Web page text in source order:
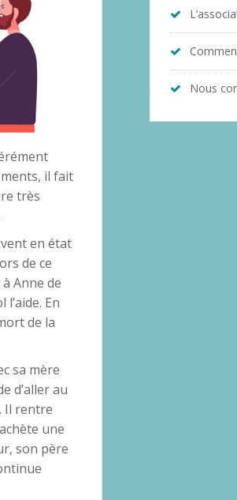
il fait
très
en état
de ce
Anne de
En
de la
sa mère
d’aller au
Il rentre
une
son père
Nous